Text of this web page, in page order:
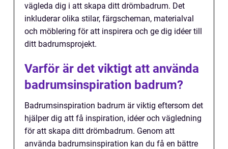
vägleda dig i att skapa ditt drömbadrum. Det
inkluderar olika stilar, färgscheman, materialval
och möblering för att inspirera och ge dig idéer till
ditt badrumsprojekt.
Varför är det viktigt att använda
badrumsinspiration badrum?
Badrumsinspiration badrum är viktig eftersom det
hjälper dig att få inspiration, idéer och vägledning
för att skapa ditt drömbadrum. Genom att
använda badrumsinspiration kan du få en bättre